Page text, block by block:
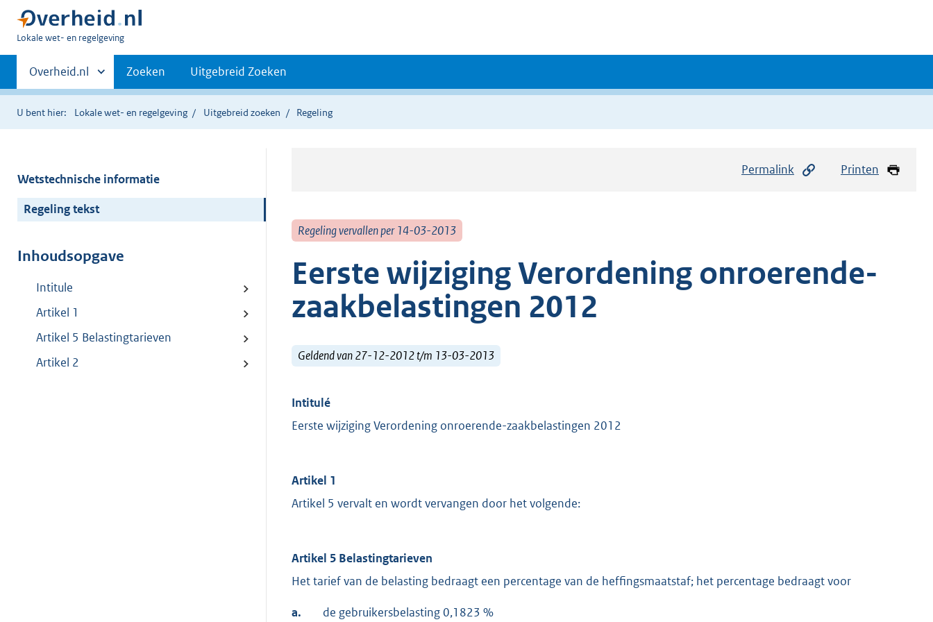
U
hier:
Lokale wet- en regelgeving
Primaire
navigatie
Andere
sites
binnen
Overheid.nl Zoeken Uitgebreid Zoeken
U bent hier: Lokale wet- en regelgeving Uitgebreid zoeken Regeling
Wetstechnische informatie
Regeling tekst
Inhoudsopgave
Intitule
Artikel 1
Artikel 5 Belastingtarieven
Artikel 2
Permalink Printen
Regeling vervallen per 14-03-2013
Eerste wijziging Verordening onroerende-
zaakbelastingen 2012
Geldend van 27-12-2012 t/m 13-03-2013
Intitulé
Eerste wijziging Verordening onroerende-zaakbelastingen 2012
Artikel 1
Artikel 5 vervalt en wordt vervangen door het volgende:
Artikel 5 Belastingtarieven
Het tarief van de belasting bedraagt een percentage van de heffingsmaatstaf; het percentage bedraagt voor
a. de gebruikersbelasting 0,1823 %